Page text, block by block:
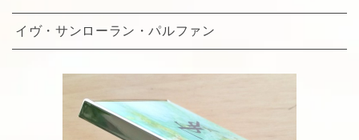
イヴ・サンローラン・パルファン